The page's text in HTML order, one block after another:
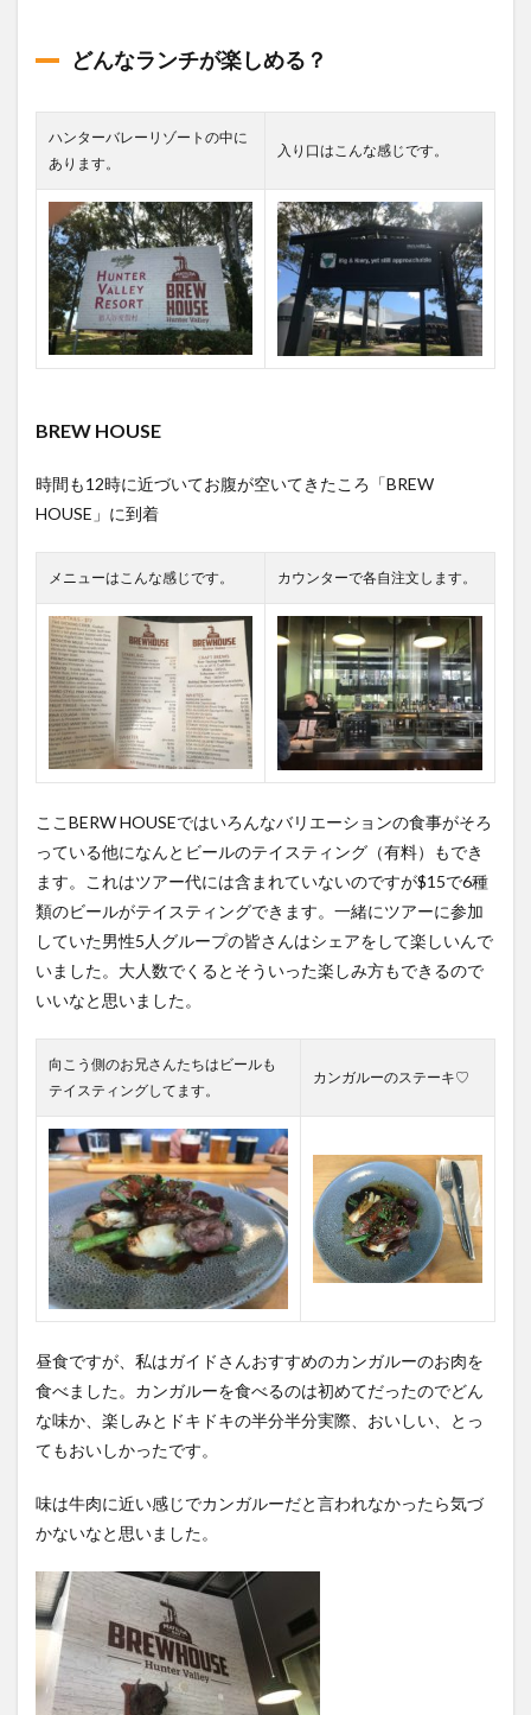
どんなランチが楽しめる？
ハンターバレーリゾートの中に
あります。
入り口はこんな感じです。
BREW HOUSE
時間も12時に近づいてお腹が空いてきたころ 「BREW
HOUSE」に到着
メニューはこんな感じです。 カウンターで各自注文します。
ここBERW HOUSEではいろんなバリエーションの食事がそろ
っている他になんとビールのテイスティング（有料）もでき
ます。
これはツアー代には含まれていないのですが$15で6種
類のビールがテイスティングできます。 一緒にツアーに参加
していた男性5人グループの皆さんはシェアをして楽しいんで
いました。 大人数でくるとそういった楽しみ方もできるので
いいなと思いました。
向こう側のお兄さんたちはビールも
テイスティングしてます。
カンガルーのステーキ♡
昼食ですが、私はガイドさんおすすめのカンガルーのお肉を
食べました。 カンガルーを食べるのは初めてだったのでどん
な味か、楽しみとドキドキの半分半分実際、おいしい、とっ
てもおいしかったです。
味は牛肉に近い感じでカンガルーだと言われなかったら気づ
かないなと思いました。